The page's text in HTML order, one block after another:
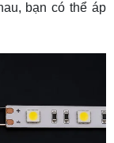
bạn có thể áp